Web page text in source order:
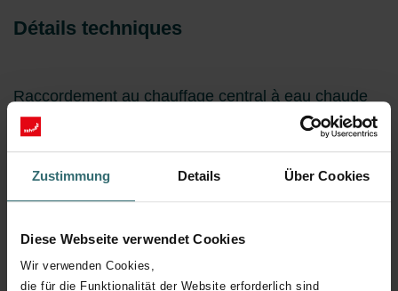
Zustimmung Details Über Cookies
Diese Webseite verwendet Cookies
Wir verwenden Cookies,
die für die Funktionalität der Website erforderlich sind
Détails techniques
Raccordement au chauffage central à eau chaude
Cliquez pour plus de détails
Cliquez pour plus de détails